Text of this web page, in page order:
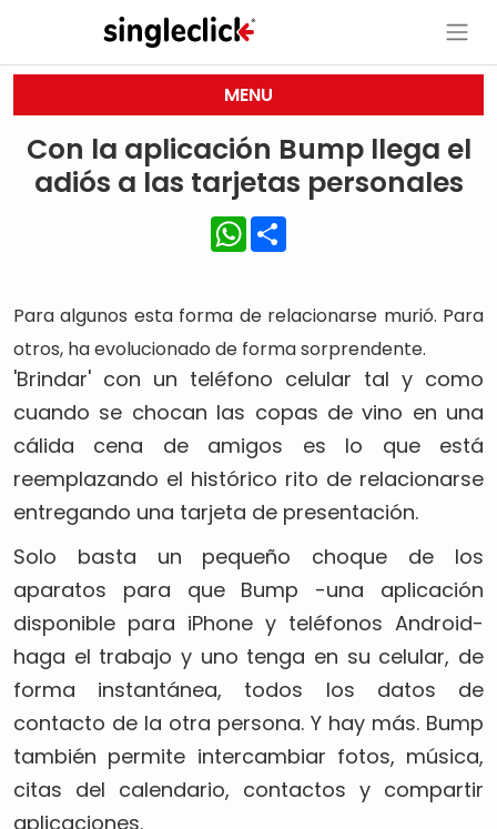
MENU
Con la aplicación Bump llega el
adiós a las tarjetas personales
WhatsApp
Para algunos esta forma de relacionarse murió. Para
otros, ha evolucionado de forma sorprendente.
'Brindar' con un teléfono celular tal y como
cuando se chocan las copas de vino en una
cálida cena de amigos es lo que está
reemplazando el histórico rito de relacionarse
entregando una tarjeta de presentación.
Solo basta un pequeño choque de los
aparatos para que Bump -una aplicación
disponible para iPhone y teléfonos Android-
haga el trabajo y uno tenga en su celular, de
forma instantánea, todos los datos de
contacto de la otra persona. Y hay más. Bump
también permite intercambiar fotos, música,
citas del calendario, contactos y compartir
aplicaciones.